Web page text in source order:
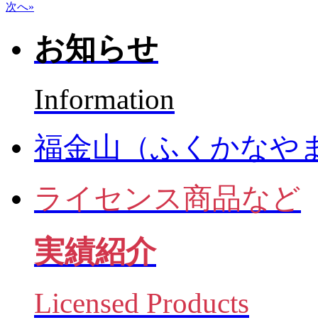
次へ»
お知らせ
Information
福金山（ふくかなや
ライセンス商品など
実績紹介
Licensed Products